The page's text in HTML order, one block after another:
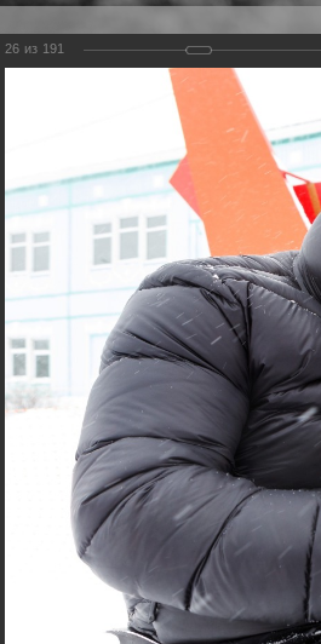
Версия для
Команда Новости
гонка "Лыжня здоровья" 2022
г., 10 населенных пунктов России,
26 из 191